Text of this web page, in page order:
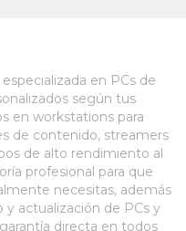
en PCs de
según tus
en workstations para
de contenido, streamers
de alto rendimiento al
profesional para que
necesitas, además
actualización de PCs y
directa en todos